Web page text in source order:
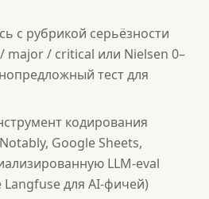
с рубрикой серьёзности
major / critical или Nielsen 0–
тест для
кодирования
Google Sheets,
LLM-eval
для AI-фичей)